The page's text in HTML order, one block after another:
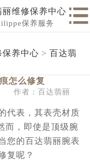
丽维修保养中心
保养服务
保养中心 > 百达翡
怎么修复
作者：百达翡丽
表，其表壳材质
而，即使是顶级腕
您的百达翡丽腕表
复呢？